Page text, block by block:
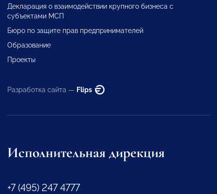
Декларация о взаимодействии крупного бизнеса с
субъектами МСП
Бюро по защите прав предпринимателей
Образование
Проекты
Разработка сайта — Flips
Исполнительная дирекция
+7 (495) 247 4777